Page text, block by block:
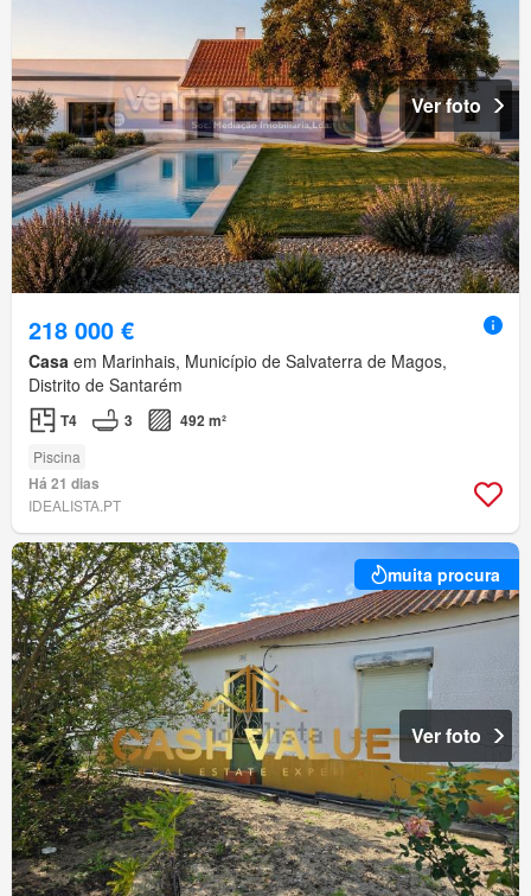
Ver foto
218 000 €
Casa em Marinhais, Município de Salvaterra de Magos,
Distrito de Santarém
T4 3 492 m²
Piscina
Há 21 dias
IDEALISTA.PT
muita procura
Ver foto